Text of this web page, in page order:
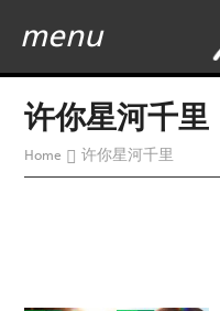
menu
许你星河千里
Home 许你星河千里